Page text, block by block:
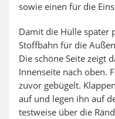
sowie einen für die
Damit die Hülle später
Stoffbahn für die
Die schöne Seite zeigt
Innenseite nach oben.
zuvor gebügelt.
auf und legen ihn auf
testweise über die